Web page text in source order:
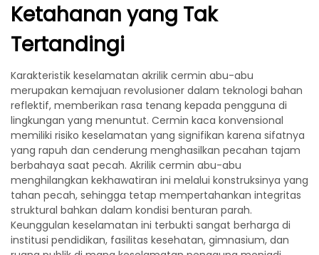
Ketahanan yang Tak
Tertandingi
Karakteristik keselamatan akrilik cermin abu-abu
merupakan kemajuan revolusioner dalam teknologi bahan
reflektif, memberikan rasa tenang kepada pengguna di
lingkungan yang menuntut. Cermin kaca konvensional
memiliki risiko keselamatan yang signifikan karena sifatnya
yang rapuh dan cenderung menghasilkan pecahan tajam
berbahaya saat pecah. Akrilik cermin abu-abu
menghilangkan kekhawatiran ini melalui konstruksinya yang
tahan pecah, sehingga tetap mempertahankan integritas
struktural bahkan dalam kondisi benturan parah.
Keunggulan keselamatan ini terbukti sangat berharga di
institusi pendidikan, fasilitas kesehatan, gimnasium, dan